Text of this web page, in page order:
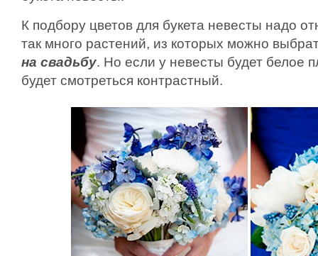
К подбору цветов для букета невесты надо
так много растений, из которых можно
на свадьбу. Но если у невесты будет белое
будет смотреться контрастный.